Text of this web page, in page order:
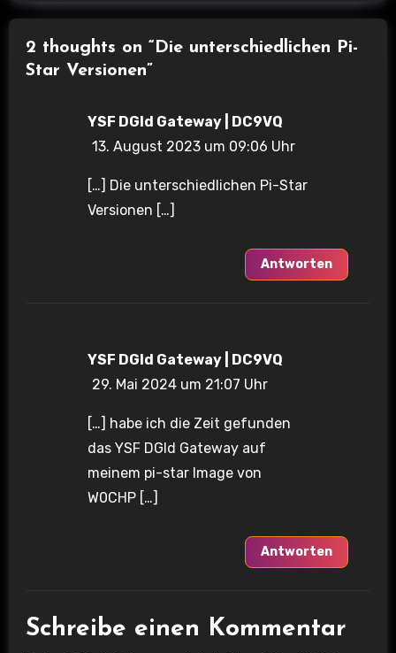
2 thoughts on “Die unterschiedlichen Pi-
Star Versionen”
YSF DGId Gateway | DC9VQ
13. August 2023 um 09:06 Uhr
[…] Die unterschiedlichen Pi-Star
Versionen […]
Antworten
YSF DGId Gateway | DC9VQ
29. Mai 2024 um 21:07 Uhr
[…] habe ich die Zeit gefunden
das YSF DGId Gateway auf
meinem pi-star Image von
W0CHP […]
Antworten
Schreibe einen Kommentar